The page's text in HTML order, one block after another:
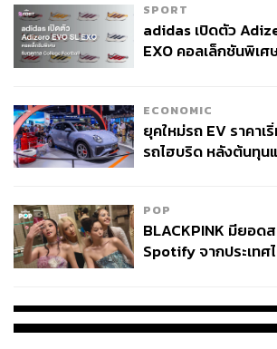
SPORT
adidas เปิดตัว
EXO คอลเล็กชันพิเ
ECONOMIC
ยุคใหม่รถ EV ราคาเ
รถไฮบริด หลังต้นทุน
POP
BLACKPINK มียอด
Spotify จากประเทศ